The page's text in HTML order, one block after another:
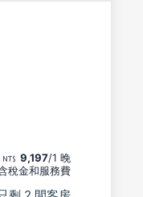
9,197/1 晚
稅金和服務費